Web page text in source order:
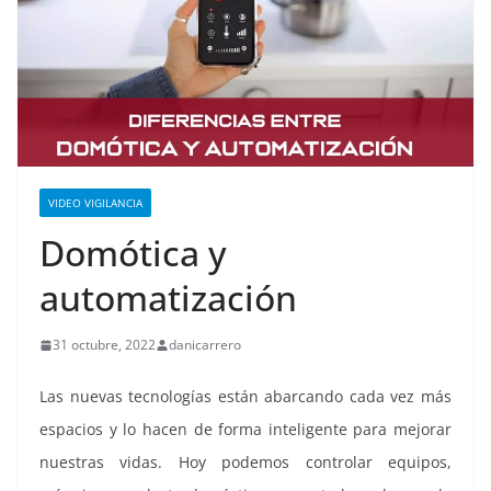
VIDEO VIGILANCIA
Domótica y
automatización
31 octubre, 2022 danicarrero
Las nuevas tecnologías están abarcando cada vez más
espacios y lo hacen de forma inteligente para mejorar
nuestras vidas. Hoy podemos controlar equipos,